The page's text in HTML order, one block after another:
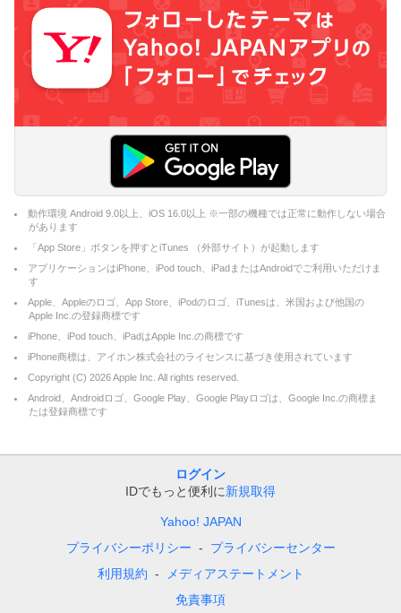
動作環境 Android 9.0以上、iOS 16.0以上 ※一部の機種では正常に動作しない場合
があります
「App Store」ボタンを押すとiTunes （外部サイト）が起動します
アプリケーションはiPhone、iPod touch、iPadまたはAndroidでご利用いただけま
す
Apple、Appleのロゴ、App Store、iPodのロゴ、iTunesは、米国および他国の
Apple Inc.の登録商標です
iPhone、iPod touch、iPadはApple Inc.の商標です
iPhone商標は、アイホン株式会社のライセンスに基づき使用されています
Copyright (C) 2026Apple Inc. All rights reserved.
Android、Androidロゴ、Google Play、Google Playロゴは、Google Inc.の商標ま
たは登録商標です
ログイン
IDでもっと便利に新規取得
Yahoo! JAPAN
プライバシーポリシー
プライバシーセンター
利用規約
メディアステートメント
免責事項